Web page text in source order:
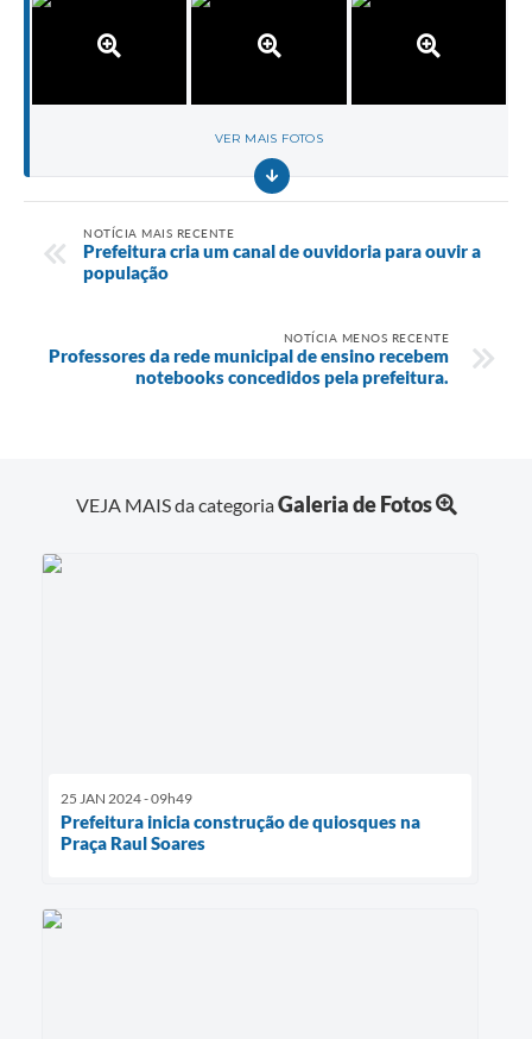
VER MAIS FOTOS
NOTÍCIA MAIS RECENTE
Prefeitura cria um canal de ouvidoria para ouvir a
população
NOTÍCIA MENOS RECENTE
Professores da rede municipal de ensino recebem
notebooks concedidos pela prefeitura.
VEJA MAIS da categoriaGaleria de Fotos
25 JAN 2024 - 09h49
Prefeitura inicia construção de quiosques na
Praça Raul Soares